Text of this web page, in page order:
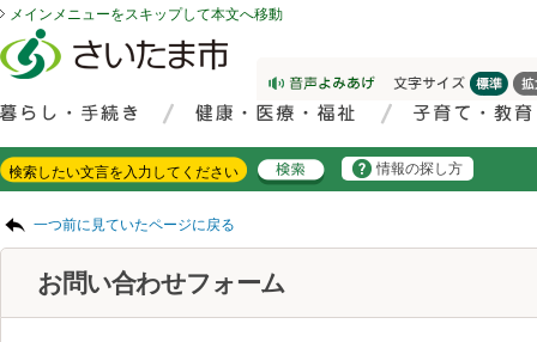
メインメニューをスキップして本文へ移動
情報の探し方
一つ前に見ていたページに戻る
お問い合わせフォーム